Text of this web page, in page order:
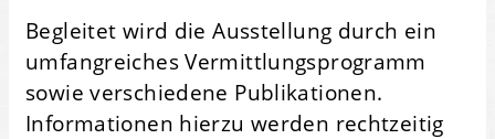
Begleitet wird die Ausstellung durch ein
umfangreiches Vermittlungsprogramm
sowie verschiedene Publikationen.
Informationen hierzu werden rechtzeitig